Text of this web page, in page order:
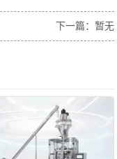
下一篇：暂无